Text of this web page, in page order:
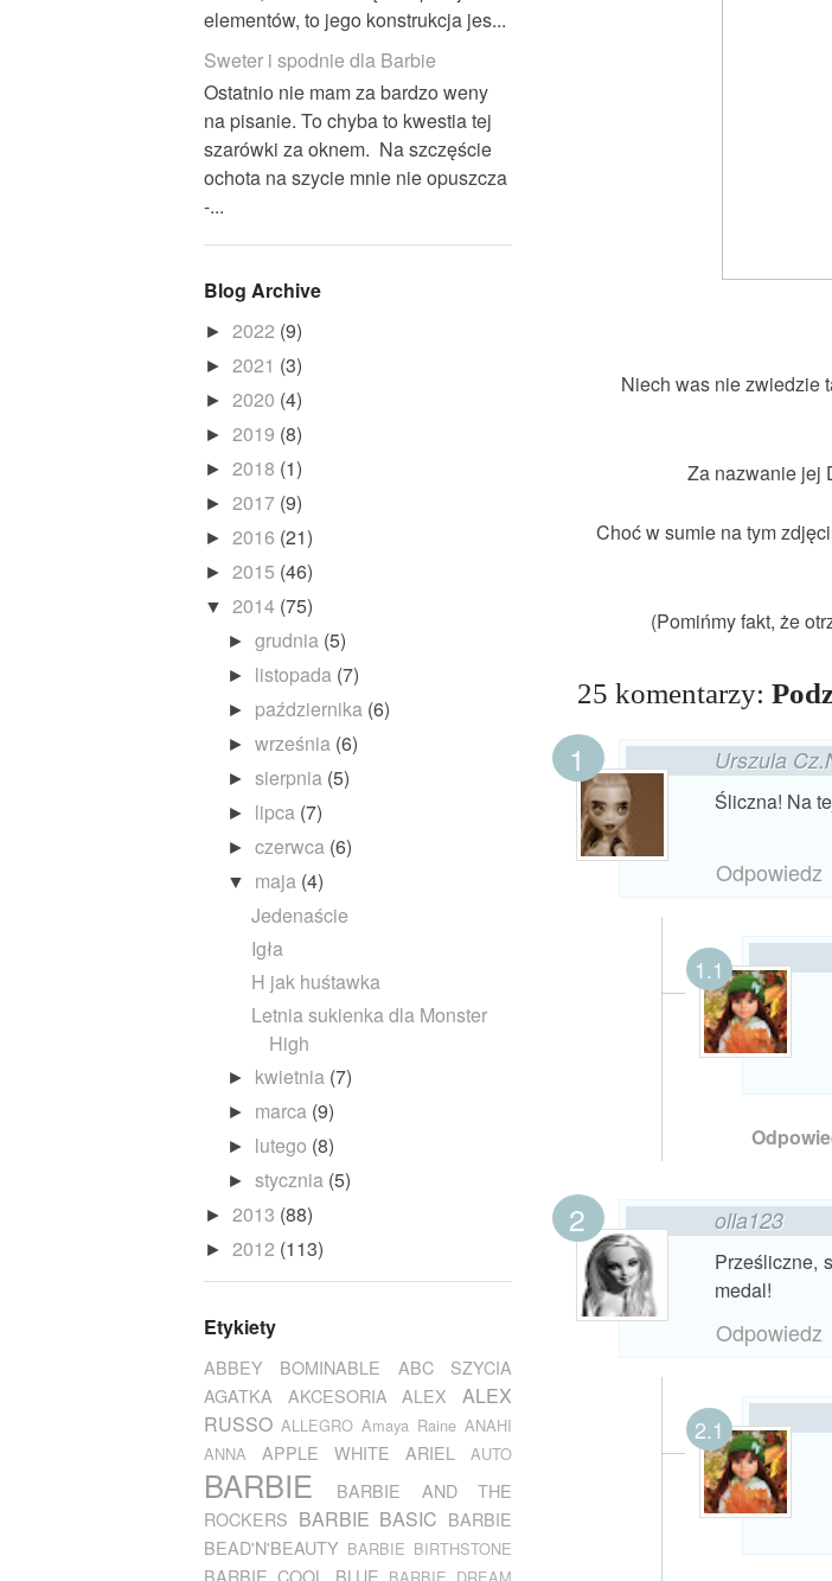
Niech was nie zwiedzie
Za nazwanie jej
Choć w sumie na tym
(Pomińmy fakt, że
25 komentarzy:
Urszula
Śliczna! Na
Odpowiedz
olla123
Prześliczne,
medal!
Odpowiedz
elementów, to jego konstrukcja jes...
Sweter i spodnie dla Barbie
Ostatnio nie mam za bardzo weny
na pisanie. To chyba to kwestia tej
szarówki za oknem. Na szczęście
ochota na szycie mnie nie opuszcza
-...
Blog Archive
► 2022 (9)
► 2021 (3)
► 2020 (4)
► 2019 (8)
► 2018 (1)
► 2017 (9)
► 2016 (21)
► 2015 (46)
▼ 2014 (75)
►grudnia (5)
► listopada (7)
► października (6)
►września (6)
►sierpnia (5)
► lipca (7)
►czerwca (6)
▼ maja (4)
Jedenaście
Igła
H jak huśtawka
Letnia sukienka dla Monster
High
► kwietnia (7)
► marca (9)
► lutego (8)
►stycznia (5)
► 2013 (88)
► 2012 (113)
Etykiety
ABBEY BOMINABLE
ABC SZYCIA
AGATKA
AKCESORIA ALEX
ALEX
RUSSO ALLEGRO Amaya Raine ANAHI
ANNA
APPLE WHITE ARIEL AUTO
BARBIE
BARBIE AND THE
ROCKERS BARBIE BASIC BARBIE
BEAD'N'BEAUTY BARBIE BIRTHSTONE
BARBIE COOL BLUE